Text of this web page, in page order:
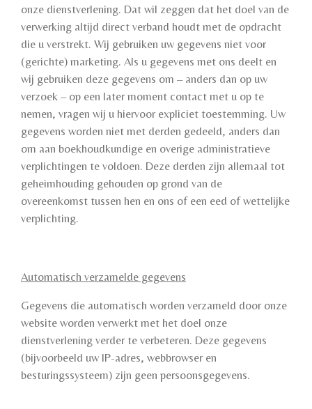
onze dienstverlening. Dat wil zeggen dat het doel van de
verwerking altijd direct verband houdt met de opdracht
die u verstrekt. Wij gebruiken uw gegevens niet voor
(gerichte) marketing. Als u gegevens met ons deelt en
wij gebruiken deze gegevens om – anders dan op uw
verzoek – op een later moment contact met u op te
nemen, vragen wij u hiervoor expliciet toestemming. Uw
gegevens worden niet met derden gedeeld, anders dan
om aan boekhoudkundige en overige administratieve
verplichtingen te voldoen. Deze derden zijn allemaal tot
geheimhouding gehouden op grond van de
overeenkomst tussen hen en ons of een eed of wettelijke
verplichting.
Automatisch verzamelde gegevens
Gegevens die automatisch worden verzameld door onze
website worden verwerkt met het doel onze
dienstverlening verder te verbeteren. Deze gegevens
(bijvoorbeeld uw IP-adres, webbrowser en
besturingssysteem) zijn geen persoonsgegevens.